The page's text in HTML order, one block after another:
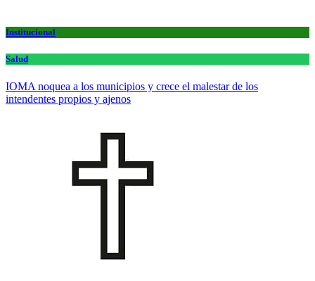
Institucional
Salud
IOMA noquea a los municipios y crece el malestar de los
intendentes propios y ajenos